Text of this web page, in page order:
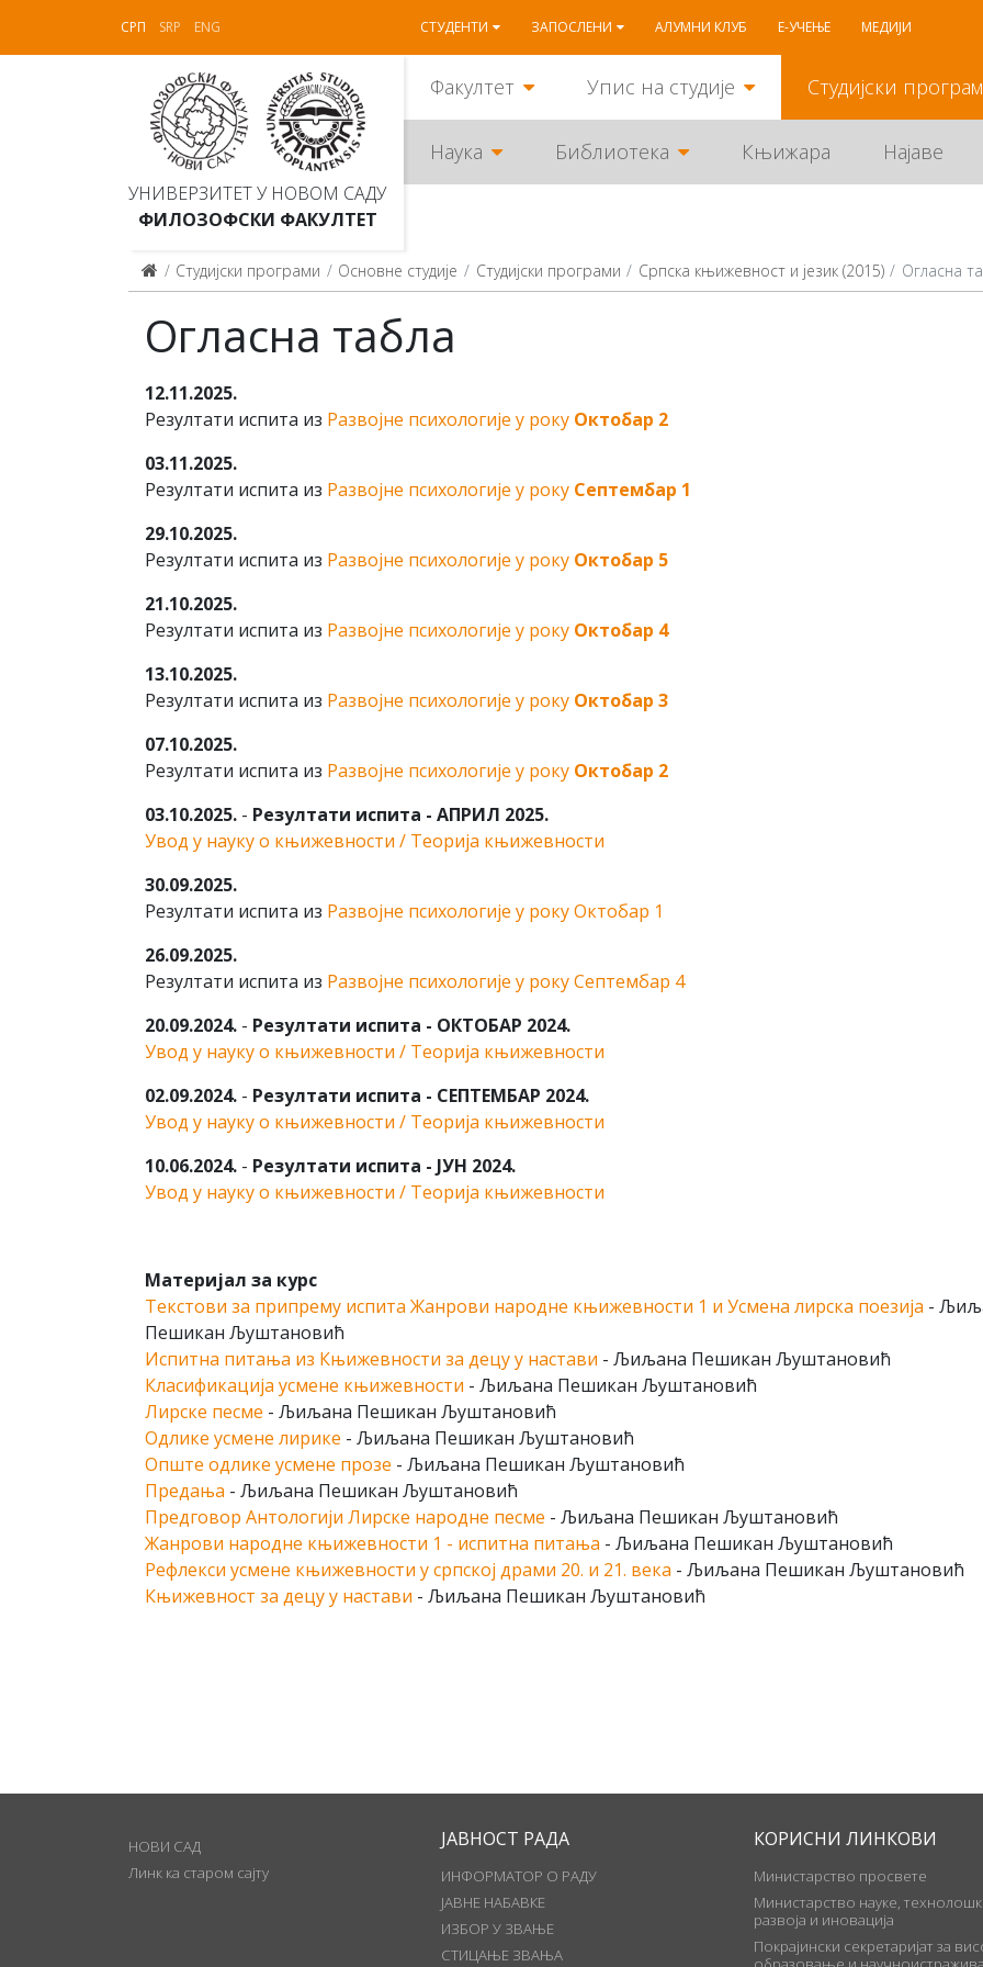
СРП SRP ENG СТУДЕНТИ ЗАПОСЛЕНИ АЛУМНИ КЛУБ Е-УЧЕЊЕ МЕДИЈИ
УНИВЕРЗИТЕТ У НОВОМ САДУ
ФИЛОЗОФСКИ ФАКУЛТЕТ
Факултет Упис на студије Студијски
Наука Библиотека Књижара Најаве
Студијски програми Основне студије Студијски програми Српска књижевност и језик (2015) Огласна
Огласна табла
12.11.2025.
Резултати испита из Развојне психологије у року Октобар 2
03.11.2025.
Резултати испита из Развојне психологије у року Септембар 1
29.10.2025.
Резултати испита из Развојне психологије у року Октобар 5
21.10.2025.
Резултати испита из Развојне психологије у року Октобар 4
13.10.2025.
Резултати испита из Развојне психологије у року Октобар 3
07.10.2025.
Резултати испита из Развојне психологије у року Октобар 2
03.10.2025. - Резултати испита - АПРИЛ 2025.
Увод у науку о књижевности / Теорија књижевности
30.09.2025.
Резултати испита из Развојне психологије у року Октобар 1
26.09.2025.
Резултати испита из Развојне психологије у року Септембар 4
20.09.2024. - Резултати испита - ОКТОБАР 2024.
Увод у науку о књижевности / Теорија књижевности
02.09.2024. - Резултати испита - СЕПТЕМБАР 2024.
Увод у науку о књижевности / Теорија књижевности
10.06.2024. - Резултати испита - ЈУН 2024.
Увод у науку о књижевности / Теорија књижевности
Материјал за курс
Текстови за припрему испита Жанрови народне књижевности 1 и Усмена лирска поезија -
Пешикан Љуштановић
Испитна питања из Књижевности за децу у настави - Љиљана Пешикан Љуштановић
Класификација усмене књижевности - Љиљана Пешикан Љуштановић
Лирске песме - Љиљана Пешикан Љуштановић
Одлике усмене лирике - Љиљана Пешикан Љуштановић
Опште одлике усмене прозе - Љиљана Пешикан Љуштановић
Предања - Љиљана Пешикан Љуштановић
Предговор Антологији Лирске народне песме - Љиљана Пешикан Љуштановић
Жанрови народне књижевности 1 - испитна питања - Љиљана Пешикан Љуштановић
Рефлекси усмене књижевности у српској драми 20. и 21. века - Љиљана Пешикан Љуштановић
Књижевност за децу у настави - Љиљана Пешикан Љуштановић
НОВИ САД
Линк ка старом сајту
ЈАВНОСТ РАДА
ИНФОРМАТОР О РАДУ
ЈАВНЕ НАБАВКЕ
ИЗБОР У ЗВАЊЕ
СТИЦАЊЕ ЗВАЊА
КОРИСНИ ЛИНКОВИ
Министарство просвете
Министарство науке,
развоја и иновација
Покрајински секретаријат за